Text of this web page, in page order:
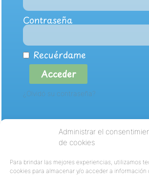
Administrar el
de cookies
Para brindar las mejores experiencias, utilizamos
cookies para almacenar y/o acceder a información
Contraseña
Recuérdame
Acceder
¿Olvidó su contraseña?